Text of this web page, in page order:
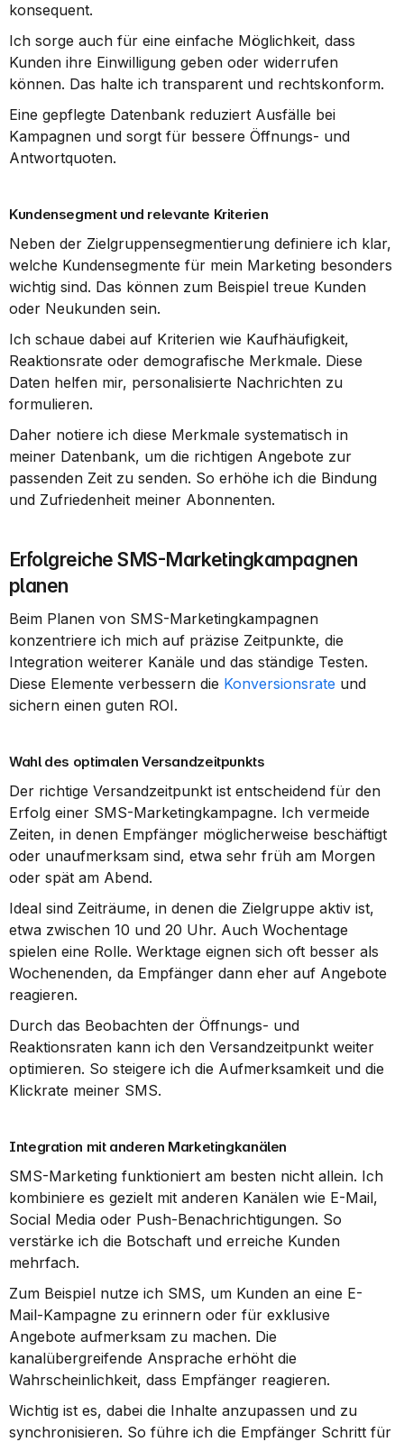
konsequent.
Ich sorge auch für eine einfache Möglichkeit, dass
Kunden ihre Einwilligung geben oder widerrufen
können. Das halte ich transparent und rechtskonform.
Eine gepflegte Datenbank reduziert Ausfälle bei
Kampagnen und sorgt für bessere Öffnungs- und
Antwortquoten.
Kundensegment und relevante Kriterien
Neben der Zielgruppensegmentierung definiere ich klar,
welche Kundensegmente für mein Marketing besonders
wichtig sind. Das können zum Beispiel treue Kunden
oder Neukunden sein.
Ich schaue dabei auf Kriterien wie Kaufhäufigkeit,
Reaktionsrate oder demografische Merkmale. Diese
Daten helfen mir, personalisierte Nachrichten zu
formulieren.
Daher notiere ich diese Merkmale systematisch in
meiner Datenbank, um die richtigen Angebote zur
passenden Zeit zu senden. So erhöhe ich die Bindung
und Zufriedenheit meiner Abonnenten.
Erfolgreiche SMS-Marketingkampagnen
planen
Beim Planen von SMS-Marketingkampagnen
konzentriere ich mich auf präzise Zeitpunkte, die
Integration weiterer Kanäle und das ständige Testen.
Diese Elemente verbessern die Konversionsrate und
sichern einen guten ROI.
Wahl des optimalen Versandzeitpunkts
Der richtige Versandzeitpunkt ist entscheidend für den
Erfolg einer SMS-Marketingkampagne. Ich vermeide
Zeiten, in denen Empfänger möglicherweise beschäftigt
oder unaufmerksam sind, etwa sehr früh am Morgen
oder spät am Abend.
Ideal sind Zeiträume, in denen die Zielgruppe aktiv ist,
etwa zwischen 10 und 20 Uhr. Auch Wochentage
spielen eine Rolle. Werktage eignen sich oft besser als
Wochenenden, da Empfänger dann eher auf Angebote
reagieren.
Durch das Beobachten der Öffnungs- und
Reaktionsraten kann ich den Versandzeitpunkt weiter
optimieren. So steigere ich die Aufmerksamkeit und die
Klickrate meiner SMS.
Integration mit anderen Marketingkanälen
SMS-Marketing funktioniert am besten nicht allein. Ich
kombiniere es gezielt mit anderen Kanälen wie E-Mail,
Social Media oder Push-Benachrichtigungen. So
verstärke ich die Botschaft und erreiche Kunden
mehrfach.
Zum Beispiel nutze ich SMS, um Kunden an eine E-
Mail-Kampagne zu erinnern oder für exklusive
Angebote aufmerksam zu machen. Die
kanalübergreifende Ansprache erhöht die
Wahrscheinlichkeit, dass Empfänger reagieren.
Wichtig ist es, dabei die Inhalte anzupassen und zu
synchronisieren. So führe ich die Empfänger Schritt für